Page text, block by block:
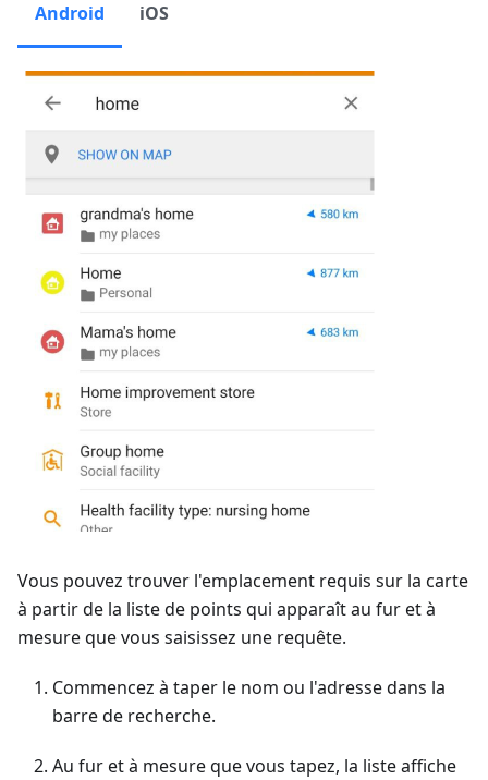
Android iOS
Vous pouvez trouver l'emplacement requis sur la carte
à partir de la liste de points qui apparaît au fur et à
mesure que vous saisissez une requête.
Commencez à taper le nom ou l'adresse dans la
barre de recherche.
Au fur et à mesure que vous tapez, la liste affiche